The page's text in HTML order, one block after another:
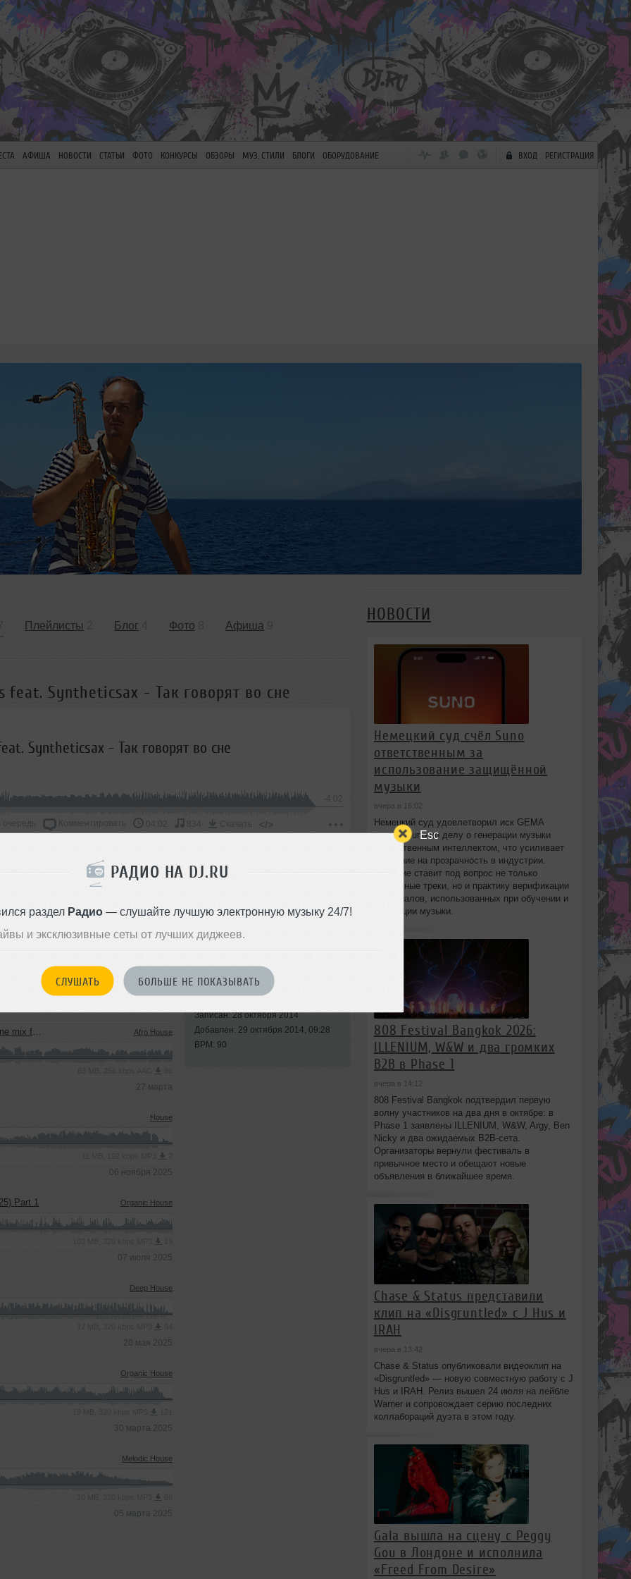
Esc
РАДИО НА DJ.RU
раздел Радио— слушайте лучшую электронную музыку 24/7!
и эксклюзивные сеты от лучших диджеев.
СЛУШАТЬ БОЛЬШЕ НЕ ПОКАЗЫВАТЬ
АФИША НОВОСТИ СТАТЬИ ФОТО КОНКУРСЫ ОБЗОРЫ МУЗ. СТИЛИ БЛОГИ ОБОРУДОВАНИЕ ВХОД РЕГИСТРАЦИЯ
Плейлисты Блог Фото Афиша
feat. Syntheticsax - Так говорят во сне
Syntheticsax - Так говорят во сне
-4:02
В очередь Комментировать 04:02 834 Скачать </>
АРТИСТА
ДРУЗЬЯМ
(GOA 2026) Afro House
27 марта
House
06 ноября 2025
Part 1 Organic House
07 июля 2025
Deep House
20 мая 2025
Organic House
30 марта 2025
Melodic House
05 марта 2025
Стиль: Dance-Pop
Записан: 28 октября 2014
Добавлен: 29 октября 2014, 09:28
BPM: 90
НОВОСТИ
Немецкий суд счёл Suno
ответственным за
использование защищённой
музыки
вчера в 16:02
Немецкий суд удовлетворил иск GEMA
против Suno по делу о генерации музыки
искусственным интеллектом, что усиливает
давление на прозрачность в индустрии.
Решение ставит под вопрос не только
отдельные треки, но и практику верификации
материалов, использованных при обучении и
генерации музыки.
808 Festival Bangkok 2026:
ILLENIUM, W&W и два громких
B2B в Phase 1
вчера в 14:12
808 Festival Bangkok подтвердил первую
волну участников на два дня в октябре: в
Phase 1 заявлены ILLENIUM, W&W, Argy, Ben
Nicky и два ожидаемых B2B-сета.
Организаторы вернули фестиваль в
привычное место и обещают новые
объявления в ближайшее время.
Chase & Status представили
клип на «Disgruntled» с J Hus и
IRAH
вчера в 13:42
Chase & Status опубликовали видеоклип на
«Disgruntled» — новую совместную работу с J
Hus и IRAH. Релиз вышел 24 июля на лейбле
Warner и сопровождает серию последних
коллабораций дуэта в этом году.
Gala вышла на сцену с Peggy
Gou в Лондоне и исполнила
«Freed From Desire»